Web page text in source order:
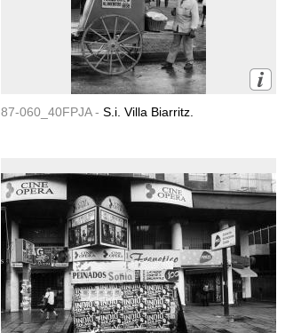
87-060_40FPJA - S.i. Villa Biarritz.